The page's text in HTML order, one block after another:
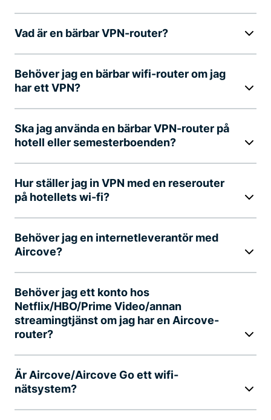
Vad är en bärbar VPN-router?
Behöver jag en bärbar wifi-router om jag
har ett VPN?
Ska jag använda en bärbar VPN-router på
hotell eller semesterboenden?
Hur ställer jag in VPN med en reserouter
på hotellets wi-fi?
Behöver jag en internetleverantör med
Aircove?
Behöver jag ett konto hos
Netflix/HBO/Prime Video/annan
streamingtjänst om jag har en Aircove-
router?
Är Aircove/Aircove Go ett wifi-
nätsystem?